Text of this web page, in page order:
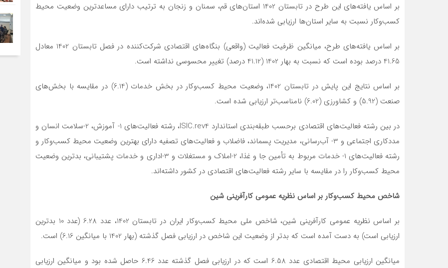
بر اساس یافته‌های این طرح در تابستان 1402 استان‌های قم، سمنان و زنجان به ترتیب دارای مساعدترین وضعیت محیط
کسب‌وکار نسبت به سایر استان‌ها ارزیابی شده‌اند.
بر اساس یافته‌های طرح، میانگین ظرفیت فعالیت (واقعی) بنگاه‌های اقتصادی شرکت‌کننده در فصل تابستان 1402 معادل
41.65 درصد بوده است که نسبت به بهار 1402 (41.12 درصد) تغییر محسوسی نداشته است.
بر اساس نتایج این پایش در تابستان 1402، وضعیت محیط کسب‌وکار در بخش خدمات (6.14) در مقایسه با بخش‌های
صنعت (5.92) و کشاورزی (6.02) نامناسب‌تر ارزیابی شده است.
در بین رشته فعالیت‌های اقتصادی برحسب طبقه‌بندی استاندارد ISIC.rev4، رشته فعالیت‌های 1- آموزش، 2-سلامت انسان و
مددکاری اجتماعی و 3- آب‌رسانی، مدیریت پسماند، فاضلاب و فعالیت‌های تصفیه دارای بهترین وضعیت محیط کسب‌وکار و
رشته فعالیت‌های 1- خدمات مربوط به تأمین جا و غذا، 2-املاک و مستغلات و 3-اداری و خدمات پشتیبانی، بدترین وضعیت
محیط کسب‌وکار را در مقایسه با سایر رشته فعالیت‌های اقتصادی در کشور داشته‌اند.
شاخص محیط کسب‌وکار بر اساس نظریه عمومی کارآفرینی شین
بر اساس نظریه عمومی کارآفرینی شین، شاخص ملی محیط کسب‌وکار ایران در تابستان 1402، عدد 6.28 (عدد 10 بدترین
ارزیابی است) به دست آمده است که بدتر از وضعیت این شاخص در ارزیابی فصل گذشته (بهار 1402 با میانگین 6.16) است.
میانگین ارزیابی محیط اقتصادی عدد 6.58 است که در ارزیابی فصل گذشته عدد 6.46 حاصل شده بود و میانگین ارزیابی